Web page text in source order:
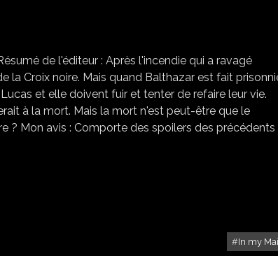
de l'éditeur : Après l'incendie qui a ravagé
la Croix noire. Mais quand Balthazar est fait
et elle doivent fuir et tenter de refaire leur vie.
à la mort. Mais la mort n'est peut-être que le
? Mon avis : Comporte des spoilers des précédents
In my
IN MY MAILBOX #11